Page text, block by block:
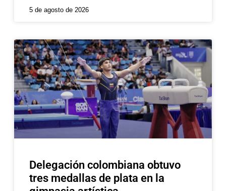
5 de agosto de 2026
Delegación colombiana obtuvo
tres medallas de plata en la